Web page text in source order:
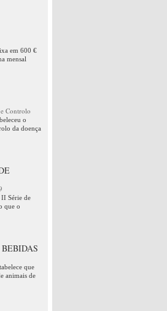
em 600 €
mensal
Controlo
o
da doença
Série de
que o
que
animais de